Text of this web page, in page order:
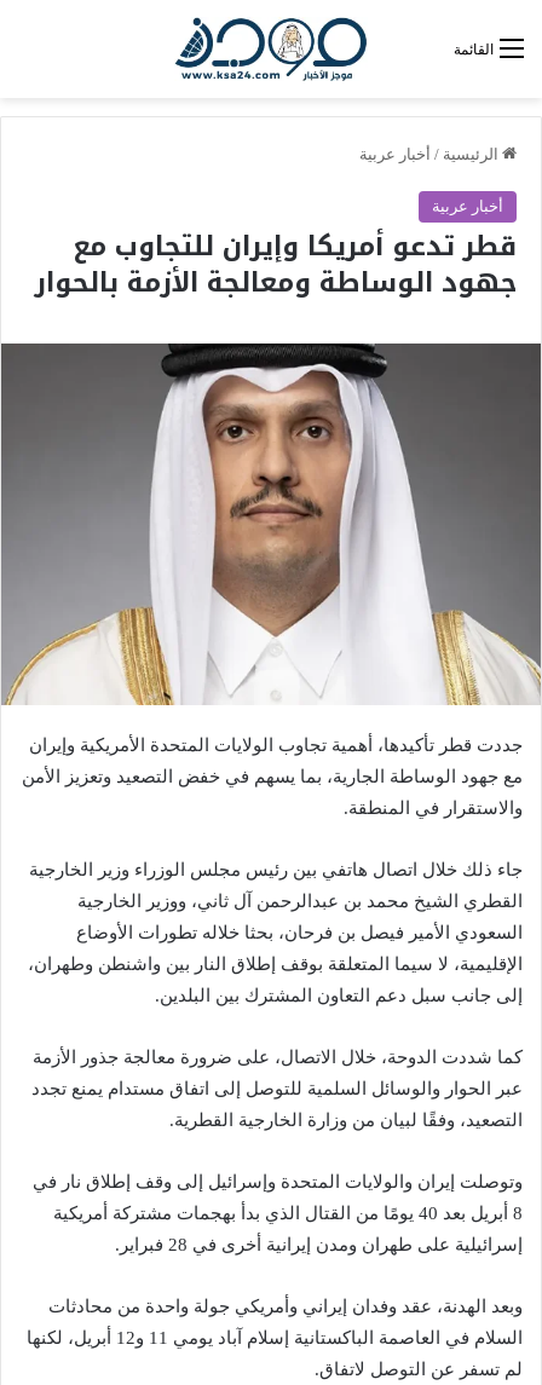
القائمة
الرئيسية / أخبار عربية
أخبار عربية
قطر تدعو أمريكا وإيران للتجاوب مع
جهود الوساطة ومعالجة الأزمة بالحوار
جددت قطر تأكيدها، أهمية تجاوب الولايات المتحدة الأمريكية وإيران
مع جهود الوساطة الجارية، بما يسهم في خفض التصعيد وتعزيز الأمن
والاستقرار في المنطقة.
جاء ذلك خلال اتصال هاتفي بين رئيس مجلس الوزراء وزير الخارجية
القطري الشيخ محمد بن عبدالرحمن آل ثاني، ووزير الخارجية
السعودي الأمير فيصل بن فرحان، بحثا خلاله تطورات الأوضاع
الإقليمية، لا سيما المتعلقة بوقف إطلاق النار بين واشنطن وطهران،
إلى جانب سبل دعم التعاون المشترك بين البلدين.
كما شددت الدوحة، خلال الاتصال، على ضرورة معالجة جذور الأزمة
عبر الحوار والوسائل السلمية للتوصل إلى اتفاق مستدام يمنع تجدد
التصعيد، وفقًا لبيان من وزارة الخارجية القطرية.
وتوصلت إيران والولايات المتحدة وإسرائيل إلى وقف إطلاق نار في
8 أبريل بعد 40 يومًا من القتال الذي بدأ بهجمات مشتركة أمريكية
إسرائيلية على طهران ومدن إيرانية أخرى في 28 فبراير.
وبعد الهدنة، عقد وفدان إيراني وأمريكي جولة واحدة من محادثات
السلام في العاصمة الباكستانية إسلام آباد يومي 11 و12 أبريل، لكنها
لم تسفر عن التوصل لاتفاق.